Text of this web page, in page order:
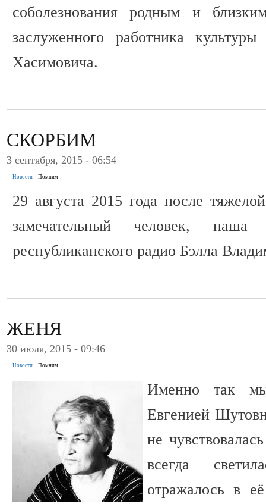
соболезнования родным и
заслуженного работника
Хасимовича.
СКОРБИМ
3 сентября, 2015 - 06:54
Новости Помним
29 августа 2015 года после
замечательный человек, наша
республиканского радио Бэлла
ЖЕНЯ
30 июля, 2015 - 09:46
Новости Помним
Именно так
Евгенией
не
всегда
отражалось в